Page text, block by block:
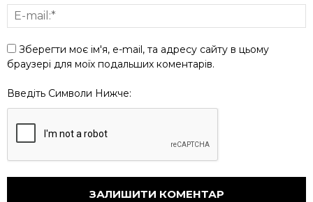
Зберегти моє ім'я, e-mail, та адресу сайту в цьому
браузері для моїх подальших коментарів.
Введіть Символи Нижче: